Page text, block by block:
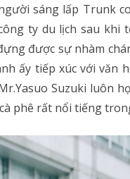
sáng lấp Trunk
ty du lịch sau khi
được sự nhàm
ấy tiếp xúc với văn
Suzuki luôn
phê rất nổi tiếng